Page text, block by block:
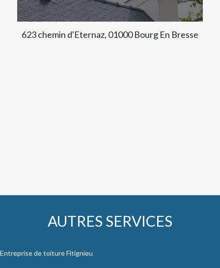
623 chemin d'Eternaz, 01000 Bourg En Bresse
AUTRES SERVICES
Entreprise de toiture Fitignieu